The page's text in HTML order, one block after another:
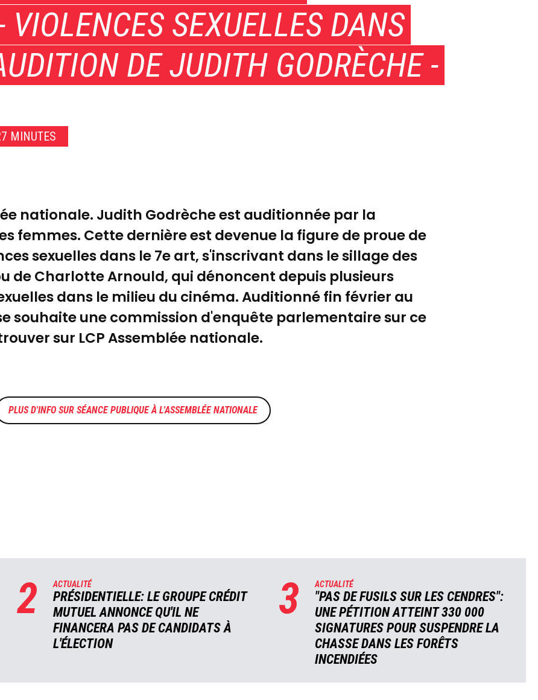
SEXUELLES DANS
DE JUDITH GODRÈCHE -
MINUTES
nationale. Judith Godrèche est auditionnée par la
femmes. Cette dernière est devenue la figure de proue de
sexuelles dans le 7e art, s'inscrivant dans le sillage des
de Charlotte Arnould, qui dénoncent depuis plusieurs
dans le milieu du cinéma. Auditionné fin février au
souhaite une commission d'enquête parlementaire sur ce
sur LCP Assemblée nationale.
SÉANCE PUBLIQUE À L'ASSEMBLÉE NATIONALE
2 ACTUALITÉ
PRÉSIDENTIELLE: LE GROUPE CRÉDIT
MUTUEL ANNONCE QU'IL NE
FINANCERA PAS DE CANDIDATS À
L'ÉLECTION
3 ACTUALITÉ
"PAS DE FUSILS SUR LES CENDRES":
UNE PÉTITION ATTEINT 330 000
SIGNATURES POUR SUSPENDRE LA
CHASSE DANS LES FORÊTS
INCENDIÉES